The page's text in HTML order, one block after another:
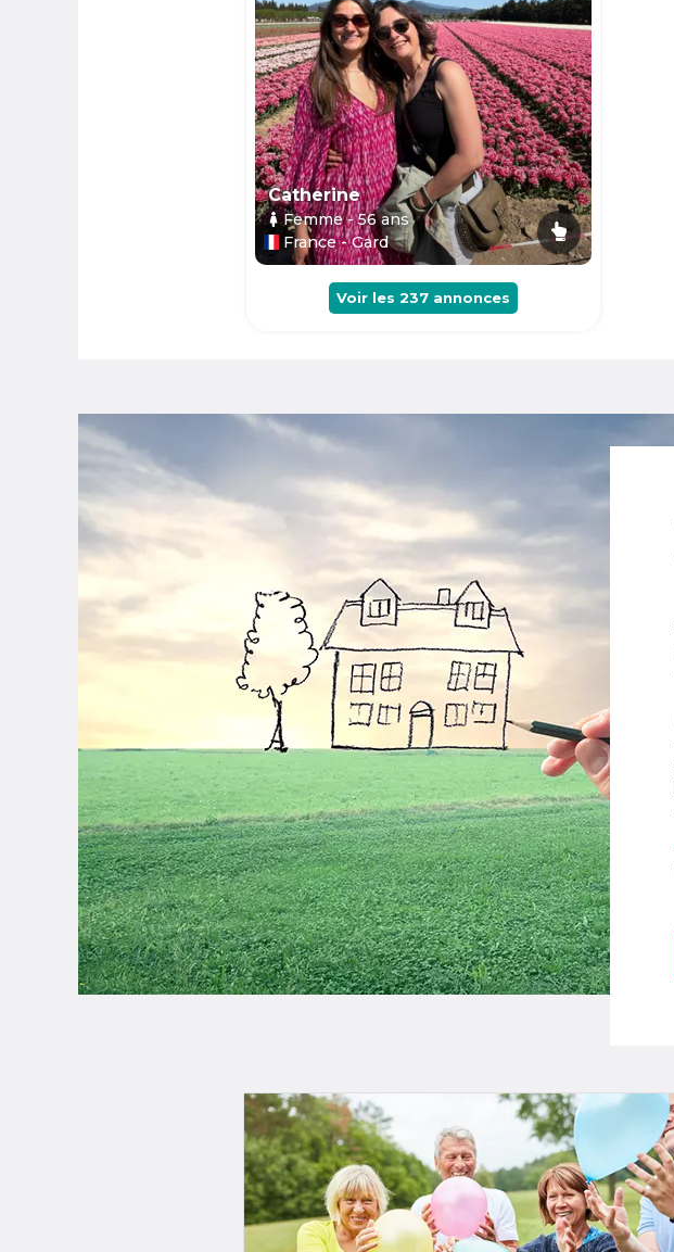
Catherine
Femme- 56ans
France - Gard
Voir les 237 annonces